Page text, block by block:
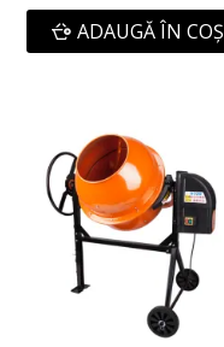
ADAUGĂ ÎN COŞ